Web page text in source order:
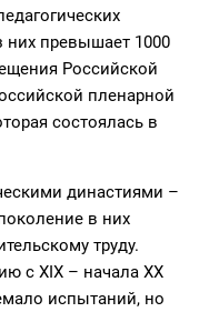
них превышает 1000
Российской
пленарной
состоялась в
династиями –
в них
труду.
с XIX – начала XX
испытаний, но